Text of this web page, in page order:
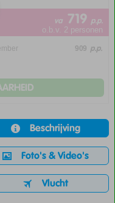
va 719 p.p.
o.b.v. 2 personen
909 p.p.
Beschrijving
Foto's & Video's
Vlucht